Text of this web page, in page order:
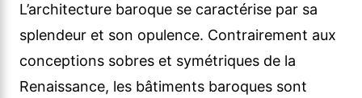
L’architecture baroque se caractérise par sa
splendeur et son opulence. Contrairement aux
conceptions sobres et symétriques de la
Renaissance, les bâtiments baroques sont